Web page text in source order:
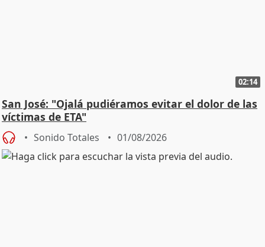
02:14
San José: "Ojalá pudiéramos evitar el dolor de las
víctimas de ETA"
Sonido Totales 01/08/2026